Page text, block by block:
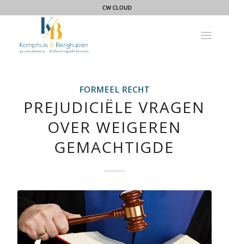
CW CLOUD
FORMEEL RECHT
PREJUDICIËLE VRAGEN
OVER WEIGEREN
GEMACHTIGDE